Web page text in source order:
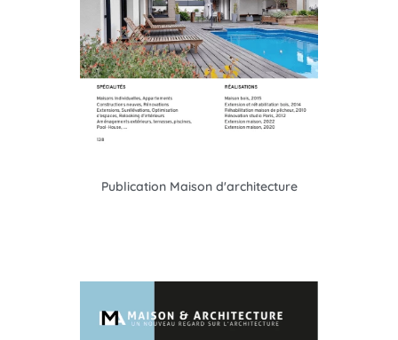
Publication Maison d'architecture